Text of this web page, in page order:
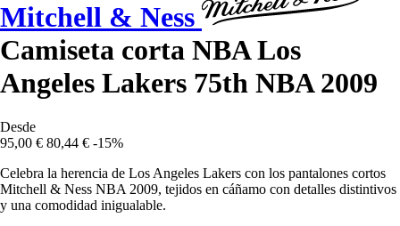
Mitchell & Ness
Camiseta corta NBA Los
Angeles Lakers 75th NBA 2009
Desde
95,00 € 80,44 € -15%
Celebra la herencia de Los Angeles Lakers con los pantalones cortos
Mitchell & Ness NBA 2009, tejidos en cáñamo con detalles distintivos
y una comodidad inigualable.